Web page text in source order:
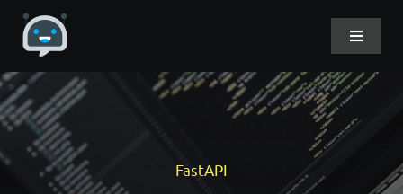
Skip
content
Toggle
Home
About Me FastAPI